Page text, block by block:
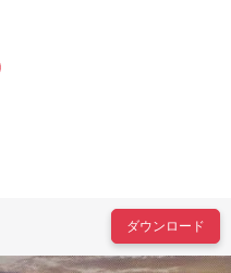
ダウンロード